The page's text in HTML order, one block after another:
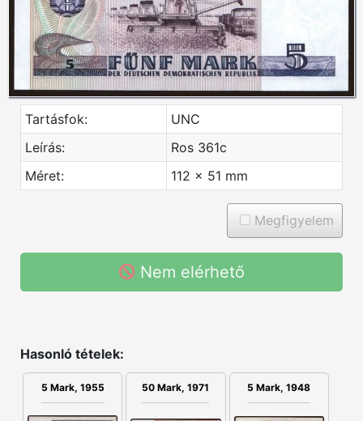
Tartásfok:
UNC
Leírás:
Ros 361c
Méret:
112 x 51 mm
Megfigyelem
Nem elérhető
Hasonló tételek:
5 Mark, 1955 50 Mark, 1971 5 Mark, 1948